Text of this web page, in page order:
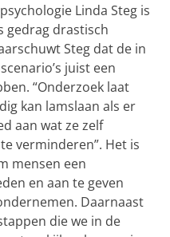
Linda Steg is
gedrag drastisch
Steg dat de in
juist een
“Onderzoek laat
kan lamslaan als er
aan wat ze zelf
verminderen”. Het is
mensen een
en aan te geven
Daarnaast
die we in de